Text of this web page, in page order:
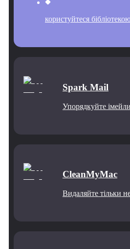
користуйтеся
Spark Mail
Упорядкуйте імейли
CleanMyMac
Видаляйте тільки